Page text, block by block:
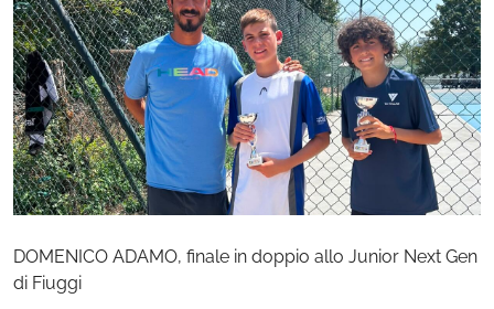
DOMENICO ADAMO, finale in doppio allo Junior Next Gen
di Fiuggi